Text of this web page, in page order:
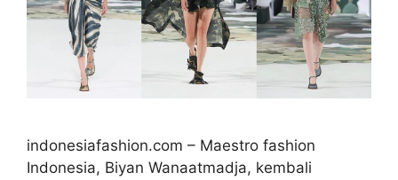
indonesiafashion.com – Maestro fashion
Indonesia, Biyan Wanaatmadja, kembali